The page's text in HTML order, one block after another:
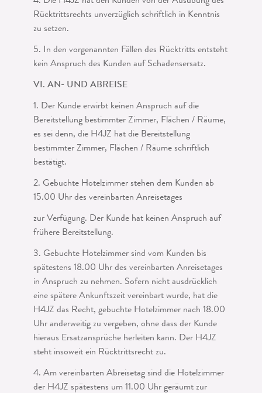
Rücktrittsrechts unverzüglich schriftlich in Kenntnis
zu setzen.
5. In den vorgenannten Fällen des Rücktritts entsteht
kein Anspruch des Kunden auf Schadensersatz.
VI. AN- UND ABREISE
1. Der Kunde erwirbt keinen Anspruch auf die
Bereitstellung bestimmter Zimmer, Flächen / Räume,
es sei denn, die H4JZ hat die Bereitstellung
bestimmter Zimmer, Flächen / Räume schriftlich
bestätigt.
2. Gebuchte Hotelzimmer stehen dem Kunden ab
15.00 Uhr des vereinbarten An­reisetages
zur Verfügung. Der Kunde hat keinen Anspruch auf
frühere Bereitstellung.
3. Gebuchte Hotelzimmer sind vom Kunden bis
spätestens 18.00 Uhr des verein­barten Anreisetages
in Anspruch zu nehmen. Sofern nicht ausdrücklich
eine späte­re Ankunftszeit vereinbart wurde, hat die
H4JZ das Recht, gebuchte Hotelzimmer nach 18.00
Uhr anderweitig zu vergeben, ohne dass der Kunde
hieraus Ersatzansprü­che herleiten kann. Der H4JZ
steht insoweit ein Rücktrittsrecht zu.
4. Am vereinbarten Abreisetag sind die Hotelzimmer
der H4JZ spätestens um 11.00 Uhr geräumt zur